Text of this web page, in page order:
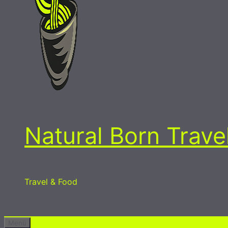
Natural Born
Travel & Food